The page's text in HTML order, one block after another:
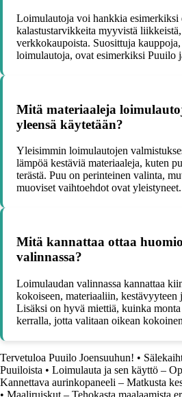
Loimulautoja voi hankkia esimerkiksi
kalastustarvikkeita myyvistä
verkkokaupoista. Suosittuja
loimulautoja, ovat esimerkiksi Puuilo
Mitä materiaaleja
yleensä käytetään?
Yleisimmin loimulautojen
lämpöä kestäviä materiaaleja, kuten
terästä. Puu on perinteinen valinta,
muoviset vaihtoehdot ovat yleistyneet.
Mitä kannattaa ottaa
valinnassa?
Loimulaudan valinnassa kannattaa
kokoiseen, materiaaliin, kestävyyteen
Lisäksi on hyvä miettiä, kuinka monta
kerralla, jotta valitaan oikean
Tervetuloa Puuilo Joensuuhun! •
Puuiloista • Loimulauta ja sen käyttö –
Kannettava aurinkopaneeli – Matkusta
• Maaliruiskut – Tehokasta maalaamista